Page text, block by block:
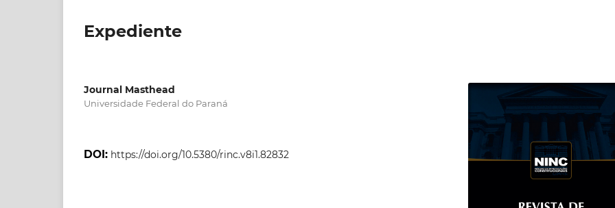
Expediente
Journal Masthead
Universidade Federal do Paraná
DOI: https://doi.org/10.5380/rinc.v8i1.82832